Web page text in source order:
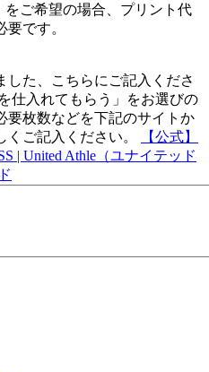
ご希望の場合、プリント代
です。
した、こちらにご記入くださ
仕入れてもらう」をお選びの
要枚数などを下記のサイトか
ご記入ください。
【公式】
| United Athle（ユナイテッド